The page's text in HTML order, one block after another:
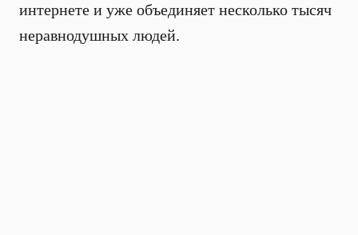
интернете и уже объединяет несколько тысяч
неравнодушных людей.